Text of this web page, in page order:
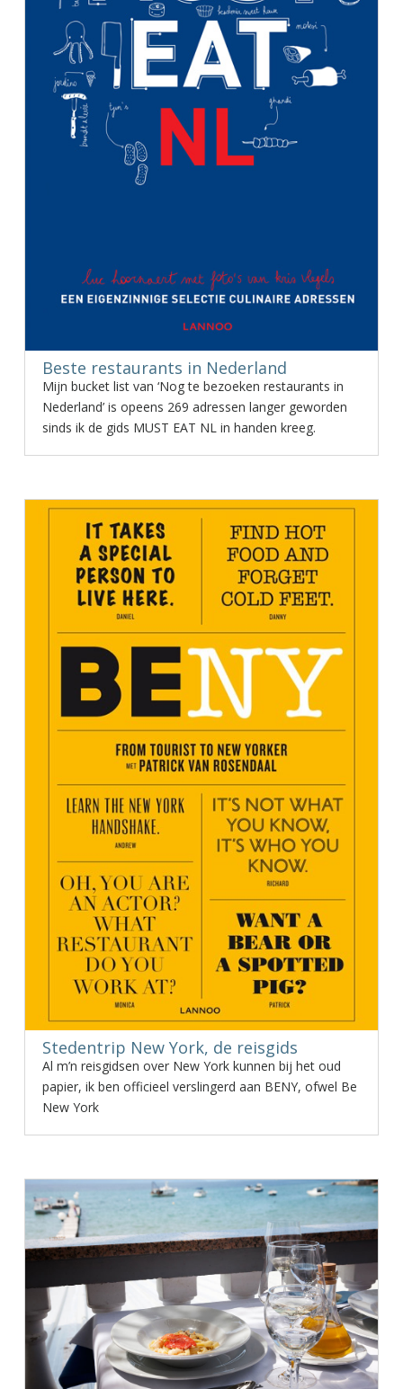
Beste restaurants in Nederland
Mijn bucket list van ‘Nog te bezoeken restaurants in
Nederland’ is opeens 269 adressen langer geworden
sinds ik de gids MUST EAT NL in handen kreeg.
Stedentrip New York, de reisgids
Al m’n reisgidsen over New York kunnen bij het oud
papier, ik ben officieel verslingerd aan BENY, ofwel Be
New York